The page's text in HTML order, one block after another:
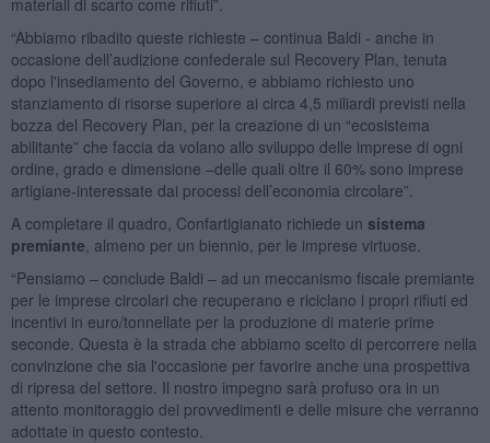
“Abbiamo ribadito queste richieste – continua Baldi - anche in
occasione dell’audizione confederale sul Recovery Plan, tenuta
dopo l'insediamento del Governo, e abbiamo richiesto uno
stanziamento di risorse superiore ai circa 4,5 miliardi previsti nella
bozza del Recovery Plan, per la creazione di un “ecosistema
abilitante” che faccia da volano allo sviluppo delle imprese di ogni
ordine, grado e dimensione –delle quali oltre il 60% sono imprese
artigiane-interessate dai processi dell’economia circolare”.
A completare il quadro, Confartigianato richiede un sistema
premiante , almeno per un biennio, per le imprese virtuose.
“Pensiamo – conclude Baldi – ad un meccanismo fiscale premiante
per le imprese circolari che recuperano e riciclano i propri rifiuti ed
incentivi in euro/tonnellate per la produzione di materie prime
seconde. Questa è la strada che abbiamo scelto di percorrere nella
convinzione che sia l'occasione per favorire anche una prospettiva
di ripresa del settore. Il nostro impegno sarà profuso ora in un
attento monitoraggio dei provvedimenti e delle misure che verranno
adottate in questo contesto.